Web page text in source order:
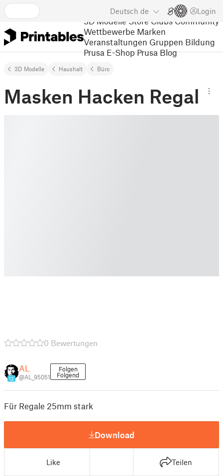
Deutsch de Login
3D Modelle Store Clubs Community
Wettbewerbe Marken
Veranstaltungen Gruppen Bildung
Prusa E-Shop Prusa Blog
3D Modelle Haushalt Büro
Masken Hacken Regal
0 Bewertungen
12
AL
@AL_95051
Folgen
Folgend
Für Regale 25mm stark
Download
Like Teilen